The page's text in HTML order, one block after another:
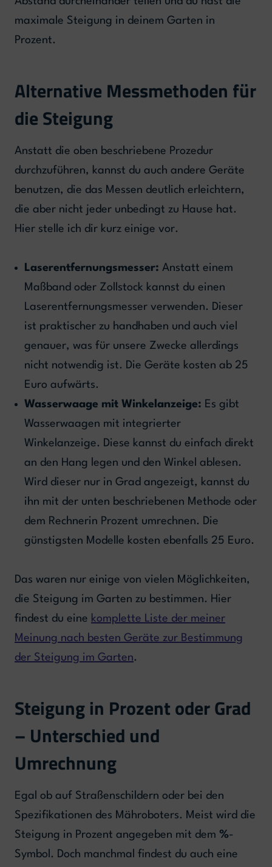
maximale Steigung in deinem Garten in
Prozent.
Alternative Messmethoden für
die Steigung
Anstatt die oben beschriebene Prozedur
durchzuführen, kannst du auch andere Geräte
benutzen, die das Messen deutlich erleichtern,
die aber nicht jeder unbedingt zu Hause hat.
Hier stelle ich dir kurz einige vor.
Laserentfernungsmesser: Anstatt einem
Maßband oder Zollstock kannst du einen
Laserentfernungsmesser verwenden. Dieser
ist praktischer zu handhaben und auch viel
genauer, was für unsere Zwecke allerdings
nicht notwendig ist. Die Geräte kosten ab 25
Euro aufwärts.
Wasserwaage mit Winkelanzeige: Es gibt
Wasserwaagen mit integrierter
Winkelanzeige. Diese kannst du einfach direkt
an den Hang legen und den Winkel ablesen.
Wird dieser nur in Grad angezeigt, kannst du
ihn mit der unten beschriebenen Methode oder
dem Rechnerin Prozent umrechnen. Die
günstigsten Modelle kosten ebenfalls 25 Euro.
Das waren nur einige von vielen Möglichkeiten,
die Steigung im Garten zu bestimmen. Hier
findest du eine komplette Liste der meiner
Meinung nach besten Geräte zur Bestimmung
der Steigung im Garten.
Steigung in Prozent oder Grad
– Unterschied und
Umrechnung
Egal ob auf Straßenschildern oder bei den
Spezifikationen des Mähroboters. Meist wird die
Steigung in Prozent angegeben mit dem %-
Symbol. Doch manchmal findest du auch eine